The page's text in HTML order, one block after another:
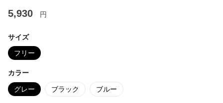
5,930 円
サイズ
フリー
カラー
グレー ブラック ブルー